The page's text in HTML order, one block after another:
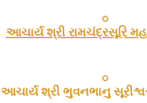
આચાર્ય શ્રી રામચંદ્રસૂરિ
આચાર્ય શ્રી ભુવનભાનુ